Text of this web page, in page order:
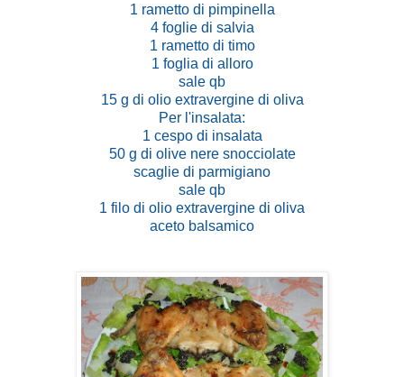
1 rametto di pimpinella
4 foglie di salvia
1 rametto di timo
1 foglia di alloro
sale qb
15 g di olio extravergine di oliva
Per l'insalata:
1 cespo di insalata
50 g di olive nere snocciolate
scaglie di parmigiano
sale qb
1 filo di olio extravergine di oliva
aceto balsamico